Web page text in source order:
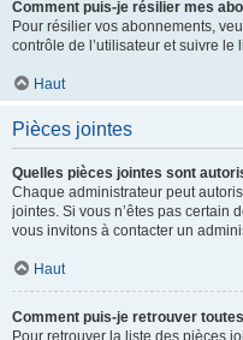
Comment puis-je résilier mes
Pour résilier vos abonnements,
contrôle de l’utilisateur et suivre le
Haut
Pièces jointes
Quelles pièces jointes sont
Chaque administrateur peut
jointes. Si vous n’êtes pas certain
vous invitons à contacter un
Haut
Comment puis-je retrouver
Pour retrouver la liste des pièces